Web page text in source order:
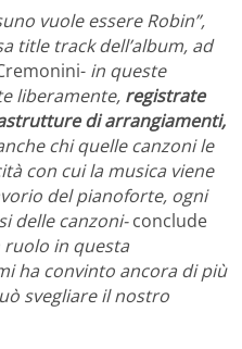
vuole essere Robin”,
title track dell’album, ad
in queste
liberamente, registrate
di arrangiamenti,
chi quelle canzoni le
con cui la musica viene
del pianoforte, ogni
delle canzoni-conclude
in questa
ha convinto ancora di più
svegliare il nostro